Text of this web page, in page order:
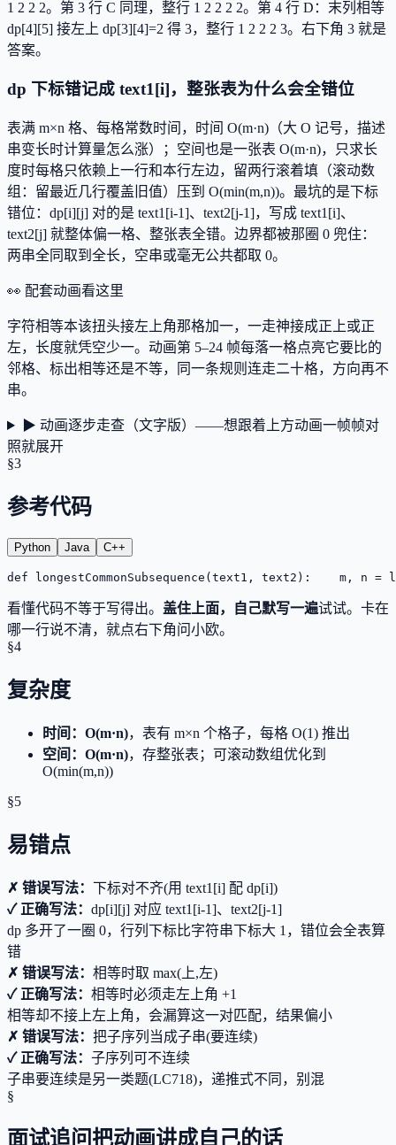
1 2 2 2。第 3 行 C 同理，整行 1 2 2 2 2。第 4 行 D：末列相等
dp[4][5] 接左上 dp[3][4]=2 得 3，整行 1 2 2 2 3。右下角 3 就是
答案。
dp 下标错记成 text1[i]，整张表为什么会全错位
表满 m×n 格、每格常数时间，时间 O(m·n)（大 O 记号，描述
串变长时计算量怎么涨）；空间也是一张表 O(m·n)，只求长
度时每格只依赖上一行和本行左边，留两行滚着填（滚动数
组：留最近几行覆盖旧值）压到 O(min(m,n))。最坑的是下标
错位：dp[i][j] 对的是 text1[i-1]、text2[j-1]，写成 text1[i]、
text2[j] 就整体偏一格、整张表全错。边界都被那圈 0 兜住：
两串全同取到全长，空串或毫无公共都取 0。
👀 配套动画看这里
字符相等本该扭头接左上角那格加一，一走神接成正上或正
左，长度就凭空少一。动画第 5–24 帧每落一格点亮它要比的
邻格、标出相等还是不等，同一条规则连走二十格，方向再不
串。
▶ 动画逐步走查（文字版）——想跟着上方动画一帧帧对
照就展开
§3
参考代码
Python Java C++
def longestCommonSubsequence(text1, text2):
m, n =
看懂代码不等于写得出。 盖住上面，自己默写一遍试试。卡在
哪一行说不清，就点右下角问小欧。
§4
复杂度
时间 ： O(m·n)，表有 m×n 个格子，每格 O(1) 推出
空间 ： O(m·n)，存整张表；可滚动数组优化到
O(min(m,n))
§5
易错点
✗ 错误写法： 下标对不齐(用 text1[i] 配 dp[i])
✓ 正确写法： dp[i][j] 对应 text1[i-1]、text2[j-1]
dp 多开了一圈 0，行列下标比字符串下标大 1，错位会全表算
错
✗ 错误写法： 相等时取 max(上,左)
✓ 正确写法： 相等时必须走左上角 +1
相等却不接上左上角，会漏算这一对匹配，结果偏小
✗ 错误写法： 把子序列当成子串(要连续)
✓ 正确写法： 子序列可不连续
子串要连续是另一类题(LC718)，递推式不同，别混
§
面试追问 把动画讲成自己的话